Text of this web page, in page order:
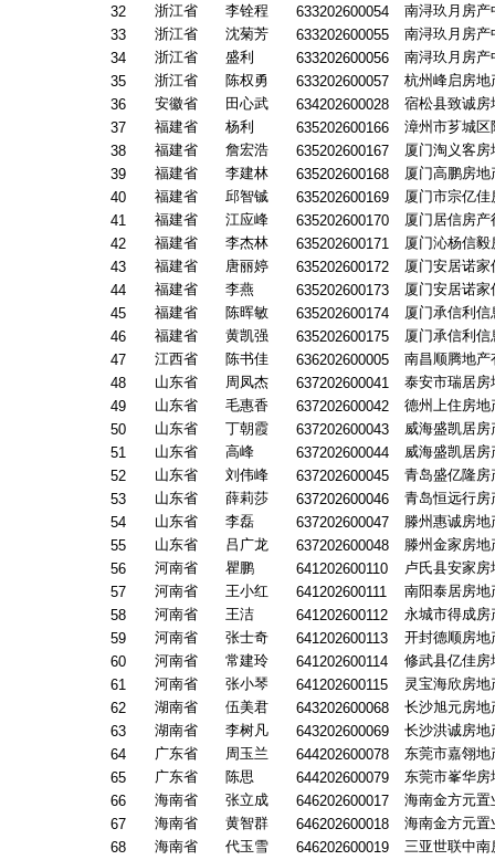
32
浙江省 李铨程 633202600054
南浔玖月房产
33
浙江省 沈菊芳 633202600055
南浔玖月房产
34
浙江省 盛利 633202600056
南浔玖月房产
35
浙江省 陈权勇 633202600057
杭州峰启房地
36
安徽省 田心武 634202600028
宿松县致诚房
37
福建省 杨利 635202600166
漳州市芗城区
38
福建省 詹宏浩 635202600167
厦门淘义客
39
福建省 李建林 635202600168
厦门高鹏房
40
福建省 邱智铖 635202600169
厦门市宗亿
41
福建省 江应峰 635202600170
厦门居信房
42
福建省 李杰林 635202600171
厦门沁杨信
43
福建省 唐丽婷 635202600172
厦门安居诺
44
福建省 李燕 635202600173
厦门安居诺
45
福建省 陈晖敏 635202600174
厦门承信利
46
福建省 黄凯强 635202600175
厦门承信利
47
江西省 陈书佳 636202600005
南昌顺腾地产
48
山东省 周凤杰 637202600041
泰安市瑞居房
49
山东省 毛惠香 637202600042
德州上住房地
50
山东省 丁朝霞 637202600043
威海盛凯居
51
山东省 高峰 637202600044
威海盛凯居
52
山东省 刘伟峰 637202600045
青岛盛亿隆房
53
山东省 薛莉莎 637202600046
青岛恒远行房
54
山东省 李磊 637202600047
滕州惠诚房
55
山东省 吕广龙 637202600048
滕州金家房
56
河南省 瞿鹏 641202600110
卢氏县安家
57
河南省 王小红 641202600111
南阳泰居房地
58
河南省 王洁 641202600112
永城市得成房
59
河南省 张士奇 641202600113
开封德顺房地
60
河南省 常建玲 641202600114
修武县亿佳房
61
河南省 张小琴 641202600115
灵宝海欣房
62
湖南省 伍美君 643202600068
长沙旭元房地
63
湖南省 李树凡 643202600069
长沙洪诚房地
64
广东省 周玉兰 644202600078
东莞市嘉翎
65
广东省 陈思 644202600079
东莞市峯华
66
海南省 张立成 646202600017
海南金方元置
67
海南省 黄智群 646202600018
海南金方元置
68
海南省 代玉雪 646202600019
三亚世联中南